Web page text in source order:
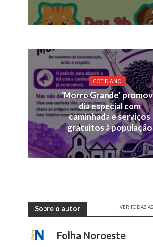
COTIDIANO
‘Morro Grande’
dia especial com
caminhada e serviços
gratuitos à população
Sobre o autor VER TODAS
Folha Noroeste